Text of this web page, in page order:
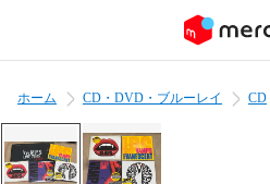
ホーム CD・DVD・ブルーレイ CD